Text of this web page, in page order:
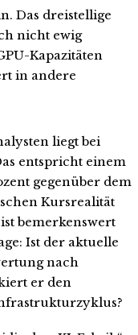
Das dreistellige
nicht ewig
Kapazitäten
in andere
liegt bei
entspricht einem
gegenüber dem
Kursrealität
bemerkenswert
Ist der aktuelle
nach
er den